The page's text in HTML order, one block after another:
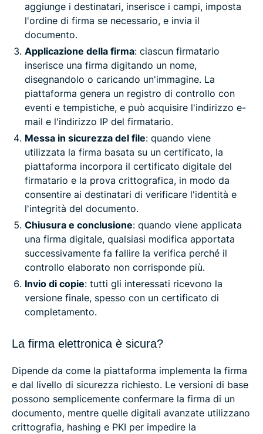
aggiunge i destinatari, inserisce i campi, imposta
l'ordine di firma se necessario, e invia il
documento.
Applicazione della firma: ciascun firmatario
inserisce una firma digitando un nome,
disegnandolo o caricando un'immagine. La
piattaforma genera un registro di controllo con
eventi e tempistiche, e può acquisire l'indirizzo e-
mail e l'indirizzo IP del firmatario.
Messa in sicurezza del file: quando viene
utilizzata la firma basata su un certificato, la
piattaforma incorpora il certificato digitale del
firmatario e la prova crittografica, in modo da
consentire ai destinatari di verificare l'identità e
l'integrità del documento.
Chiusura e conclusione: quando viene applicata
una firma digitale, qualsiasi modifica apportata
successivamente fa fallire la verifica perché il
controllo elaborato non corrisponde più.
Invio di copie: tutti gli interessati ricevono la
versione finale, spesso con un certificato di
completamento.
La firma elettronica è sicura?
Dipende da come la piattaforma implementa la firma
e dal livello di sicurezza richiesto. Le versioni di base
possono semplicemente confermare la firma di un
documento, mentre quelle digitali avanzate utilizzano
crittografia, hashing e PKI per impedire la